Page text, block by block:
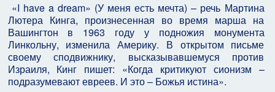
«I have a dream» (У меня есть мечта) – речь Мартина
Лютера Кинга, произнесенная во время марша на
Вашингтон в 1963 году у подножия монумента
Линкольну, изменила Америку. В открытом письме
своему сподвижнику, высказывавшемуся против
Израиля, Кинг пишет: «Когда критикуют сионизм –
подразумевают евреев. И это – Божья истина».